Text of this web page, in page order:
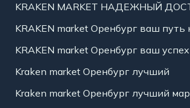
KRAKEN MARKET НАДЕЖНЫЙ
KRAKEN market Оренбург ваш путь
KRAKEN market Оренбург ваш успех
Kraken market Оренбург лучший
Kraken market Оренбург лучший